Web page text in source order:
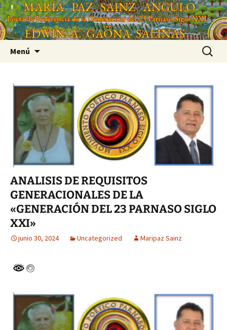
Saltar
al
contenido
'
'
Menú Buscar:
ANALISIS DE REQUISITOS
GENERACIONALES DE LA
«GENERACIÓN DEL 23 PARNASO SIGLO
XXI»
junio 30, 2024 Uncategorized Maripaz Sainz